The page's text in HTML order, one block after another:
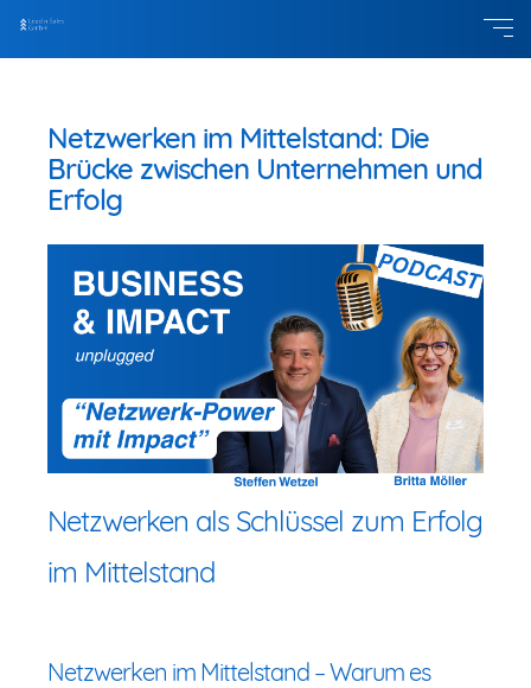
Netzwerken im Mittelstand: Die
Brücke zwischen Unternehmen und
Erfolg
Netzwerken als Schlüssel zum Erfolg
im Mittelstand
Netzwerken im Mittelstand – Warum es